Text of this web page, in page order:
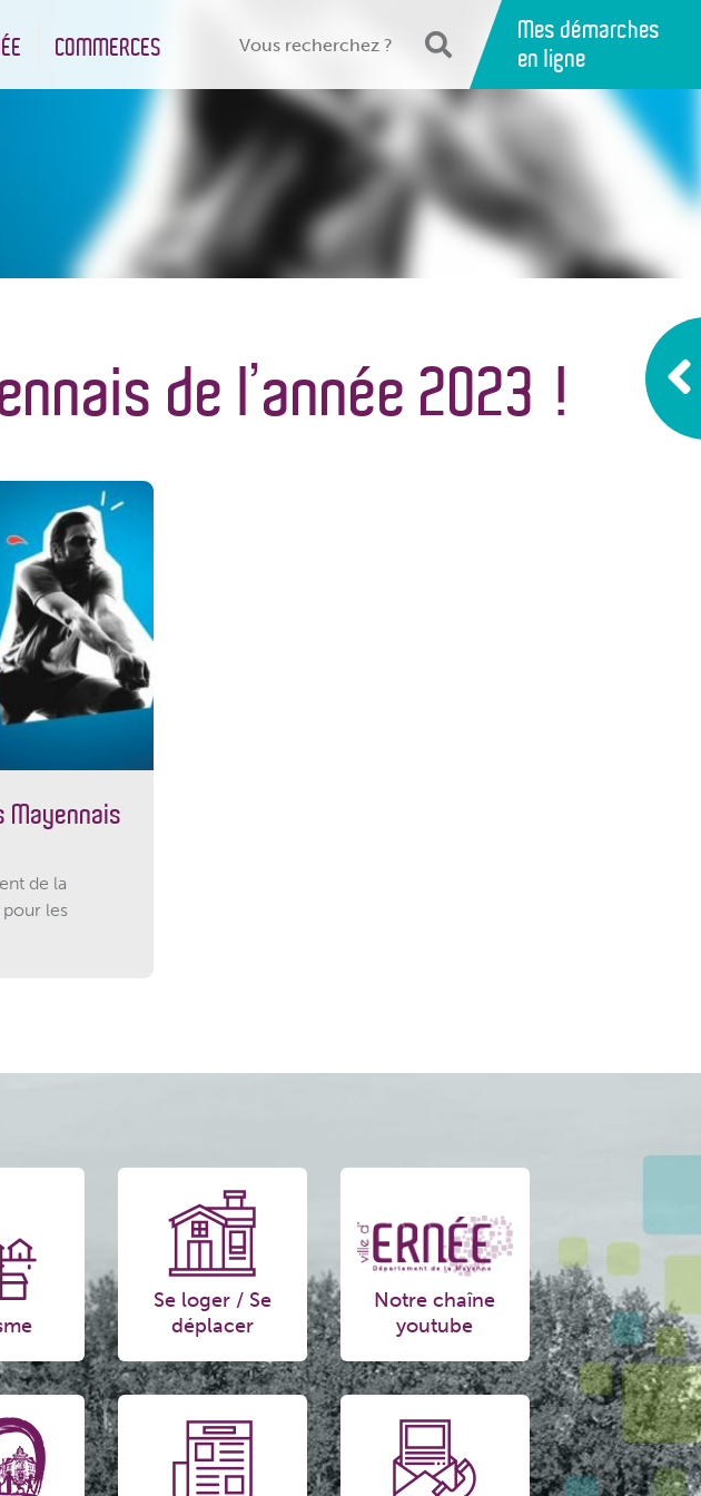
COMMERCES
Mes démarches
en ligne
de l’année 2023 !
Mayennais
de la
les
Se loger / Se
déplacer
Notre chaîne
youtube